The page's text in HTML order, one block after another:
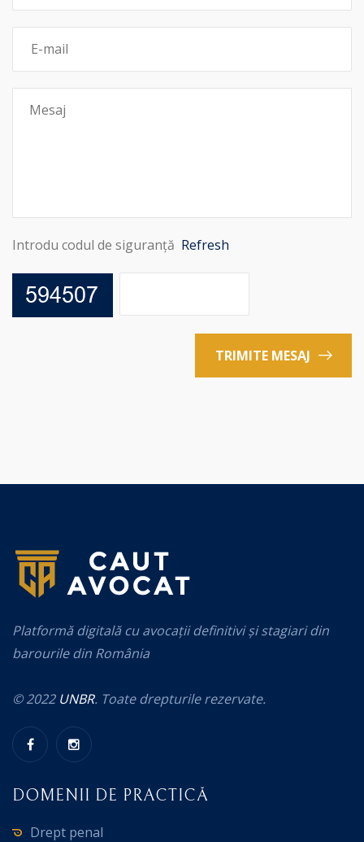
Introdu codul de siguranță Refresh
TRIMITE MESAJ
Platformă digitală cu avocații definitivi și stagiari din
barourile din România
© 2022 UNBR. Toate drepturile rezervate.
DOMENII DE PRACTICĂ
Drept penal